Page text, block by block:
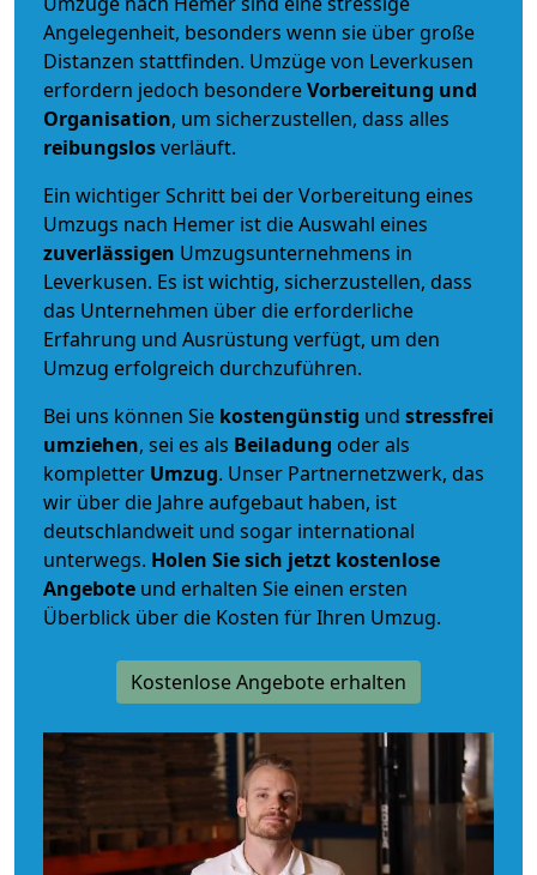
Angelegenheit, besonders wenn sie über große
Distanzen stattfinden. Umzüge von Leverkusen
erfordern jedoch besondereVorbereitung und
Organisation, um sicherzustellen, dass alles
reibungslosverläuft.
Ein wichtiger Schritt bei der Vorbereitung eines
Umzugs nach Hemer ist die Auswahl eines
zuverlässigen Umzugsunternehmens in
Leverkusen. Es ist wichtig, sicherzustellen, dass
das Unternehmen über die erforderliche
Erfahrung und Ausrüstung verfügt, um den
Umzug erfolgreich durchzuführen.
Bei uns können Sie kostengünstig und stressfrei
umziehen, sei es als Beiladung oder als
kompletter Umzug. Unser Partnernetzwerk, das
wir über die Jahre aufgebaut haben, ist
deutschlandweit und sogar international
unterwegs. Holen Sie sich jetzt kostenlose
Angebote und erhalten Sie einen ersten
Überblick über die Kosten für Ihren Umzug.
Kostenlose Angebote erhalten